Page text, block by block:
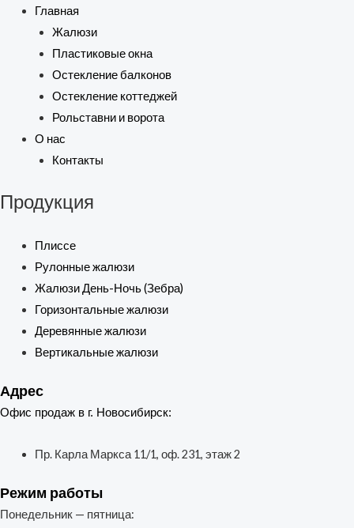
Главная
Жалюзи
Пластиковые окна
Остекление балконов
Остекление коттеджей
Рольставни и ворота
О нас
Контакты
Продукция
Плиссе
Рулонные жалюзи
Жалюзи День-Ночь (Зебра)
Горизонтальные жалюзи
Деревянные жалюзи
Вертикальные жалюзи
Адрес
Офис продаж в г. Новосибирск:
Пр. Карла Маркса 11/1, оф. 231, этаж 2
Режим работы
Понедельник — пятница: